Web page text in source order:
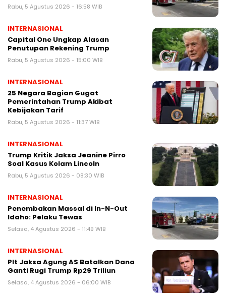
Rabu, 5 Agustus 2026 - 16:58 WIB
INTERNASIONAL
Capital One Ungkap Alasan
Penutupan Rekening Trump
Rabu, 5 Agustus 2026 - 15:00 WIB
INTERNASIONAL
25 Negara Bagian Gugat
Pemerintahan Trump Akibat
Kebijakan Tarif
Rabu, 5 Agustus 2026 - 11:37 WIB
INTERNASIONAL
Trump Kritik Jaksa Jeanine Pirro
Soal Kasus Kolam Lincoln
Rabu, 5 Agustus 2026 - 08:30 WIB
INTERNASIONAL
Penembakan Massal di In-N-Out
Idaho: Pelaku Tewas
Selasa, 4 Agustus 2026 - 11:49 WIB
INTERNASIONAL
Plt Jaksa Agung AS Batalkan Dana
Ganti Rugi Trump Rp29 Triliun
Selasa, 4 Agustus 2026 - 06:00 WIB